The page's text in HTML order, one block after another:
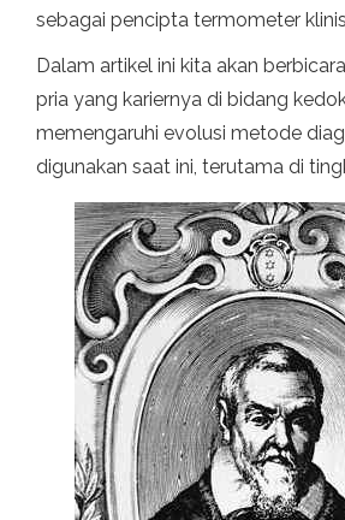
sebagai pencipta termometer
Dalam artikel ini kita akan
pria yang kariernya di bidang
memengaruhi evolusi metode
digunakan saat ini, terutama di